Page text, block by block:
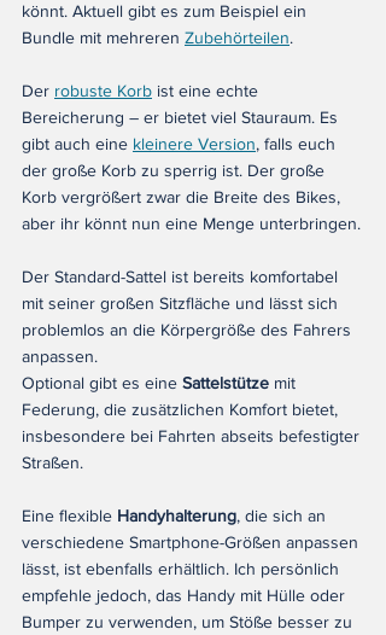
könnt. Aktuell gibt es zum Beispiel ein
Bundle mit mehreren Zubehörteilen.
Der robuste Korb ist eine echte
Bereicherung – er bietet viel Stauraum. Es
gibt auch eine kleinere Version, falls euch
der große Korb zu sperrig ist. Der große
Korb vergrößert zwar die Breite des Bikes,
aber ihr könnt nun eine Menge unterbringen.
Der Standard-Sattel ist bereits komfortabel
mit seiner großen Sitzfläche und lässt sich
problemlos an die Körpergröße des Fahrers
anpassen.
Optional gibt es eine Sattelstütze mit
Federung, die zusätzlichen Komfort bietet,
insbesondere bei Fahrten abseits befestigter
Straßen.
Eine flexible Handyhalterung, die sich an
verschiedene Smartphone-Größen anpassen
lässt, ist ebenfalls erhältlich. Ich persönlich
empfehle jedoch, das Handy mit Hülle oder
Bumper zu verwenden, um Stöße besser zu